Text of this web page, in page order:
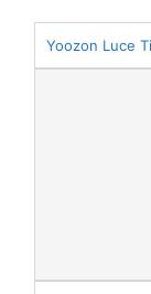
Yoozon Luce